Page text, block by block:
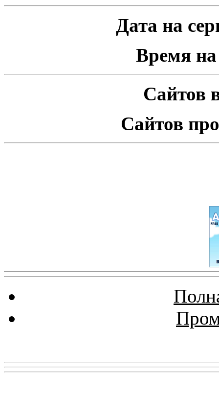
Дата на
Время на
Сайтов
Сайтов